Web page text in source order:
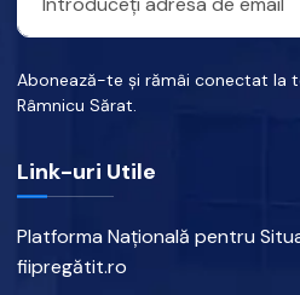
Abonează-te și rămâi conectat la
Râmnicu Sărat.
Link-uri Utile
Platforma Națională pentru
fiipregătit.ro